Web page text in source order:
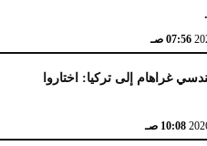
07:56 صـ
غراهام إلى تركيا: اختاروا
10:08 صـ